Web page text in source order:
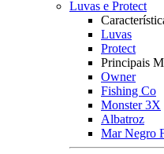
Luvas e Protect
Luvas
Protect
Principais
Owner
Fishing Co
Monster 3X
Albatroz
Mar Negro